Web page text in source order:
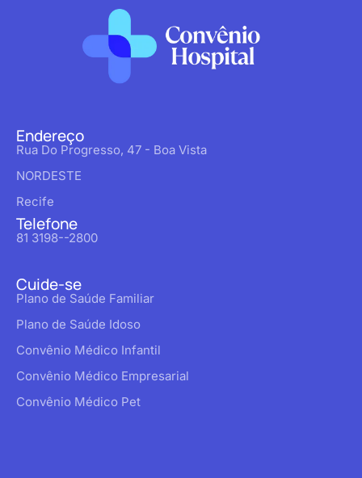
Endereço
Rua Do Progresso, 47 - Boa Vista
NORDESTE
Recife
Telefone
81 3198--2800
Cuide-se
Plano de Saúde Familiar
Plano de Saúde Idoso
Convênio Médico Infantil
Convênio Médico Empresarial
Convênio Médico Pet